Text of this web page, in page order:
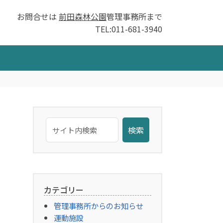
お問合せは 前田森林公園管理事務所まで
TEL:011-681-3940
検索
カテゴリー
管理事務所からのお知らせ
運動施設